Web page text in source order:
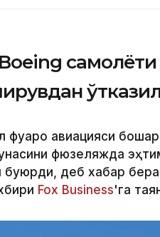
самолёти
авиацияси
фюзеляжда
деб хабар
Fox Business'га